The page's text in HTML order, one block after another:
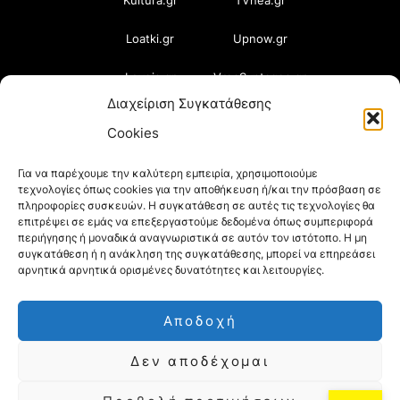
Διαχείριση Συγκατάθεσης
Cookies
Για να παρέχουμε την καλύτερη εμπειρία, χρησιμοποιούμε
τεχνολογίες όπως cookies για την αποθήκευση ή/και την πρόσβαση σε
πληροφορίες συσκευών. Η συγκατάθεση σε αυτές τις τεχνολογίες θα
επιτρέψει σε εμάς να επεξεργαστούμε δεδομένα όπως συμπεριφορά
περιήγησης ή μοναδικά αναγνωριστικά σε αυτόν τον ιστότοπο. Η μη
συγκατάθεση ή η ανάκληση της συγκατάθεσης, μπορεί να επηρεάσει
αρνητικά αρνητικά ορισμένες δυνατότητες και λειτουργίες.
Αποδοχή
Δεν αποδέχομαι
Loatki.gr Upnow.gr
Loveis.gr VresSyntages.gr
ModernaGynaika.gr Xristianika.gr
Oikotropia.gr ZoumeSpiti.gr
Perepet.gr
Orama Group (Orama Group Μ.Ι.Κ.Ε.) |
Α.Φ.Μ. 801086294 – Δ.Ο.Υ. ΚΕΦΟΔΕ Αττικής |
Γ.Ε.ΜΗ 148748903000 | Έδρα: Αθήνα, Ελλάδα |
Email: contact@orama-group.com